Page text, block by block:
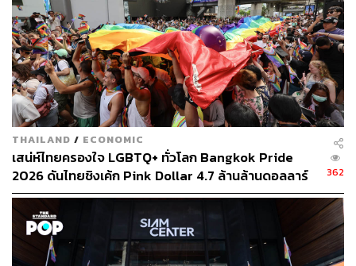
TAGS: LGBTQIA+ ผู้พิการทางสายตา
กฎหมายสมรสเท่าเทียม
การจดทะเบียนสมรสเท่าเทียม
THAILAND / ECONOMIC
เสน่ห์ไทยครองใจ LGBTQ+ ทั่วโลก Bangkok Pride
2026 ดันไทยชิงเค้ก Pink Dollar 4.7 ล้านล้านดอลลาร์
362